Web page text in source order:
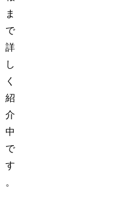
ま
で
詳
し
く
紹
介
中
で
す
。